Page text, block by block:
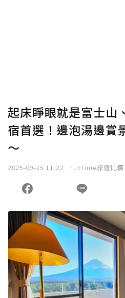
起床睜眼就是富士山
宿首選！邊泡湯邊賞
～
2025-09-25 11:22 FunTime旅遊比價